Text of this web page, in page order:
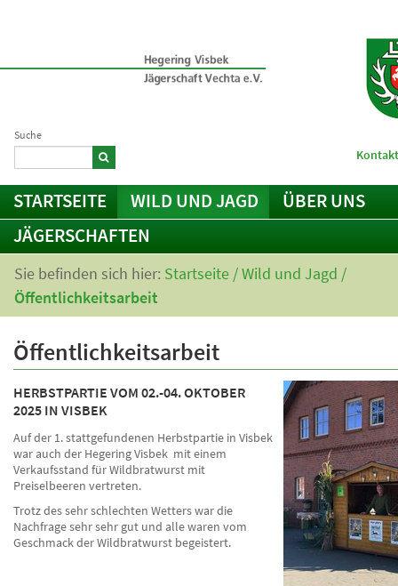
Suche
STARTSEITE WILD UND JAGD
ÜBER UNS
JÄGERSCHAFTEN
Sie befinden sich hier: Startseite /Wild und Jagd /
Öffentlichkeitsarbeit
Öffentlichkeitsarbeit
HERBSTPARTIE VOM 02.-04. OKTOBER
2025 IN VISBEK
Auf der 1. stattgefundenen Herbstpartie in Visbek
war auch der Hegering Visbek mit einem
Verkaufsstand für Wildbratwurst mit
Preiselbeeren vertreten.
Trotz des sehr schlechten Wetters war die
Nachfrage sehr sehr gut und alle waren vom
Geschmack der Wildbratwurst begeistert.